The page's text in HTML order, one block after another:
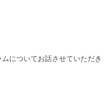
についてお話させていただき